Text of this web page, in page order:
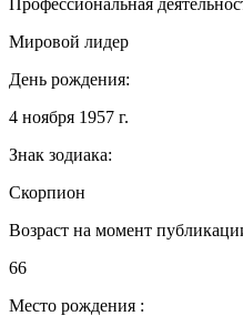
Мировой лидер
День рождения:
4 ноября 1957 г.
Знак зодиака:
Скорпион
Возраст на момент
66
Место рождения :